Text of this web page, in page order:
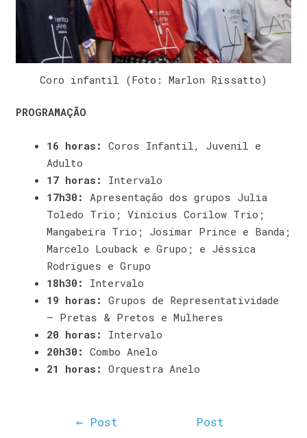
Coro infantil (Foto: Marlon Rissatto)
PROGRAMAÇÃO
16 horas: Coros Infantil, Juvenil e
Adulto
17 horas:
Intervalo
17h30: Apresentação dos grupos Julia
Toledo Trio; Vinicius Corilow Trio;
Mangabeira Trio; Josimar Prince e Banda;
Marcelo Louback e Grupo; e Jéssica
Rodrigues e Grupo
18h30:
Intervalo
19 horas: Grupos de Representatividade
– Pretas & Pretos e Mulheres
20 horas:
Intervalo
20h30: Combo Anelo
21 horas: Orquestra Anelo
←Post
Post